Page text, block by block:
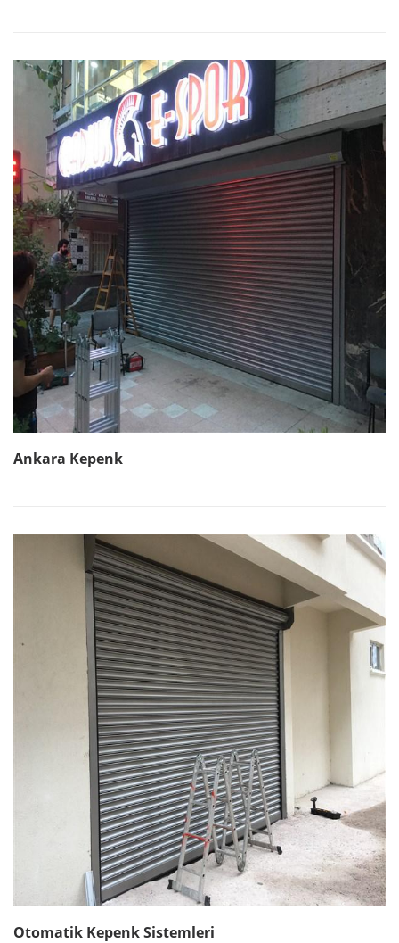
Ankara Kepenk
Otomatik Kepenk Sistemleri